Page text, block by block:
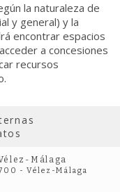
la naturaleza de
y general) y la
encontrar espacios
a concesiones
recursos
Málaga
- Vélez-Málaga